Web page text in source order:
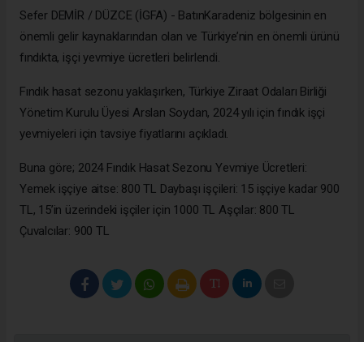
Sefer DEMİR / DÜZCE (İGFA) - BatınKaradeniz bölgesinin en
önemli gelir kaynaklarından olan ve Türkiye’nin en önemli ürünü
fındıkta, işçi yevmiye ücretleri belirlendi.
Fındık hasat sezonu yaklaşırken, Türkiye Ziraat Odaları Birliği
Yönetim Kurulu Üyesi Arslan Soydan, 2024 yılı için fındık işçi
yevmiyeleri için tavsiye fiyatlarını açıkladı.
Buna göre; 2024 Fındık Hasat Sezonu Yevmiye Ücretleri:
Yemek işçiye aitse: 800 TL Daybaşı işçileri: 15 işçiye kadar 900
TL, 15’in üzerindeki işçiler için 1000 TL Aşçılar: 800 TL
Çuvalcılar: 900 TL